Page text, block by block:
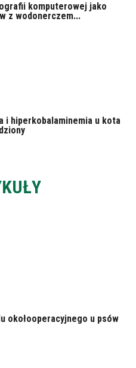
komputerowej jako
z wodonerczem...
i hiperkobalaminemia u kota
okołooperacyjnego u psów